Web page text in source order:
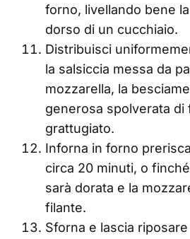
forno, livellando bene
dorso di un cucchiaio.
Distribuisci
la salsiccia messa da
mozzarella, la
generosa spolverata di
grattugiato.
Inforna in forno
circa 20 minuti, o
sarà dorata e la
filante.
Sforna e lascia